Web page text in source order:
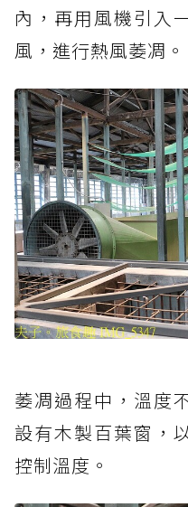
內，再用風機引入
風，進行熱風萎凋。
萎凋過程中，溫度
設有木製百葉窗，
控制溫度。